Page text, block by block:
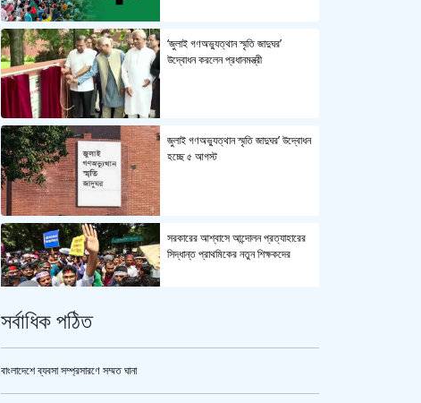
‘জুলাই গণঅভ্যুত্থান স্মৃতি জাদুঘর’
উদ্বোধন করলেন প্রধানমন্ত্রী
জুলাই গণঅভ্যুত্থান স্মৃতি জাদুঘর’ উদ্বোধন
হচ্ছে ৫ আগস্ট
সরকারের আশ্বাসে আন্দোলন প্রত্যাহারের
সিদ্ধান্ত প্রাথমিকের নতুন শিক্ষকদের
লাঠিয়াল বাহিনী নয় : স্বরাষ্ট্রমন্ত্রী
সর্বাধিক পঠিত
বাংলাদেশে ব্যবসা সম্প্রসারণে সম্মত ঘানা